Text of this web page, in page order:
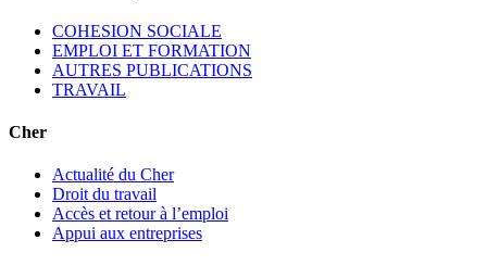
COHESION SOCIALE
EMPLOI ET FORMATION
AUTRES PUBLICATIONS
TRAVAIL
Cher
Actualité du Cher
Droit du travail
Accès et retour à l’emploi
Appui aux entreprises